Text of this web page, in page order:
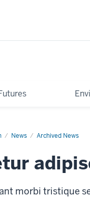
News Archived News
morbi tristique